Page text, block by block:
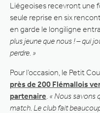
Liégeoises recevront une
seule reprise en six
en garde le longiligne
plus jeune que nous ! – qui
perdre. »
Pour l’occasion, le Petit
près de 200 Flémallois
partenaire « Nous savons
match. Le club fait